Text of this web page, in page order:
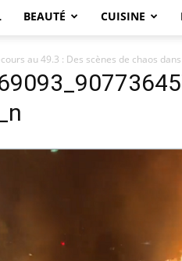
BEAUTÉ CUISINE
au 49.3 : Des scènes de chaos